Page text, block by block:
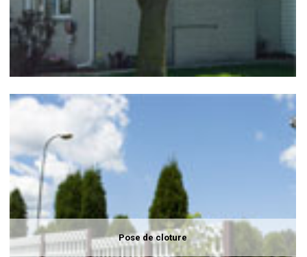
Pose de cloture